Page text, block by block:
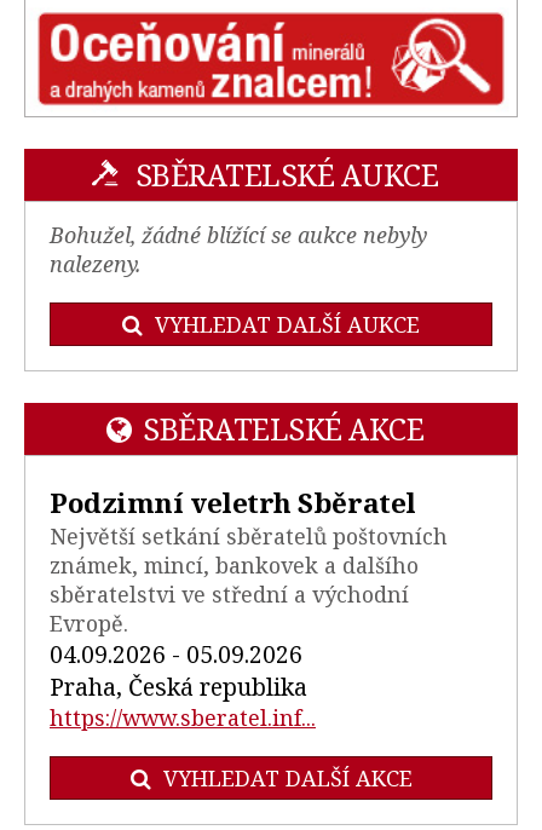
SBĚRATELSKÉ AUKCE
Bohužel, žádné blížící se aukce nebyly
nalezeny.
VYHLEDAT DALŠÍ AUKCE
SBĚRATELSKÉ AKCE
Podzimní veletrh Sběratel
Největší setkání sběratelů poštovních
známek, mincí, bankovek a dalšího
sběratelstvi ve střední a východní
Evropě.
04.09.2026 - 05.09.2026
Praha, Česká republika
https://www.sberatel.inf...
VYHLEDAT DALŠÍ AKCE